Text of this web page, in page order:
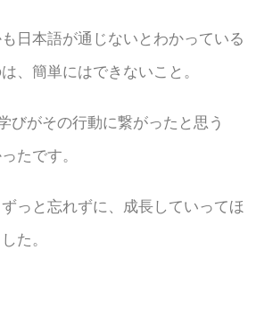
日本語が通じないとわかっている
、簡単にはできないこと。
びがその行動に繋がったと思う
たです。
っと忘れずに、成長していってほ
た。